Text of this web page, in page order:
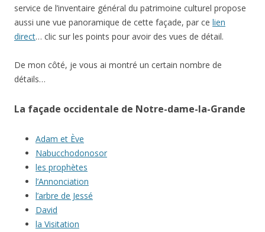
service de l’inventaire général du patrimoine culturel propose
aussi une vue panoramique de cette façade, par ce lien
direct… clic sur les points pour avoir des vues de détail.
De mon côté, je vous ai montré un certain nombre de
détails…
La façade occidentale de Notre-dame-la-Grande
Adam et Ève
Nabucchodonosor
les prophètes
l’Annonciation
l’arbre de Jessé
David
la Visitation